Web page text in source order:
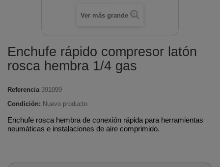
Ver más grande
Enchufe rápido compresor latón
rosca hembra 1/4 gas
Referencia 391099
Condición: Nuevo producto
Enchufe rosca hembra de conexión rápida para herramientas
neumáticas e instalaciones de aire comprimido.